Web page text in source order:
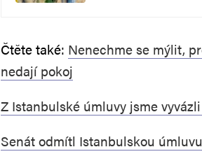
Čtěte také: Nenechme se mýlit,
nedají pokoj
Z Istanbulské úmluvy jsme
Senát odmítl Istanbulskou úmluvu